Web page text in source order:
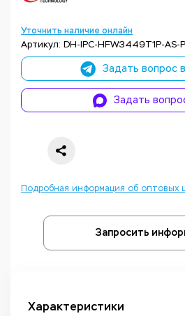
Уточнить наличие онлайн
Артикул: DH-IPC-HFW3449T1P-AS-
Задать вопрос
Задать
Подробная информация об оптовых
Запросить
Характеристики